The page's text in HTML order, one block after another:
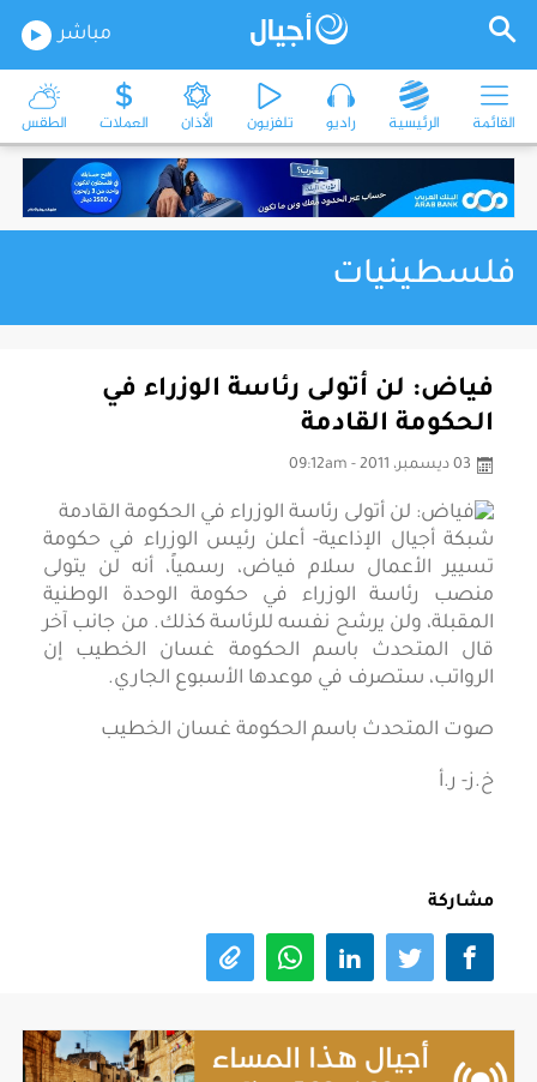
مباشر
القائمة الرئيسية راديو تلفزيون الأذان العملات الطقس
فلسطينيات
فياض: لن أتولى رئاسة الوزراء في
الحكومة القادمة
03 ديسمبر، 2011 - 09:12am
شبكة أجيال الإذاعية- أعلن رئيس الوزراء في حكومة
تسيير الأعمال سلام فياض، رسمياً، أنه لن يتولى
منصب رئاسة الوزراء في حكومة الوحدة الوطنية
المقبلة، ولن يرشح نفسه للرئاسة كذلك. من جانب آخر
قال المتحدث باسم الحكومة غسان الخطيب إن
الرواتب، ستصرف في موعدها الأسبوع الجاري.
صوت المتحدث باسم الحكومة غسان الخطيب
خ.ز- ر.أ
مشاركة